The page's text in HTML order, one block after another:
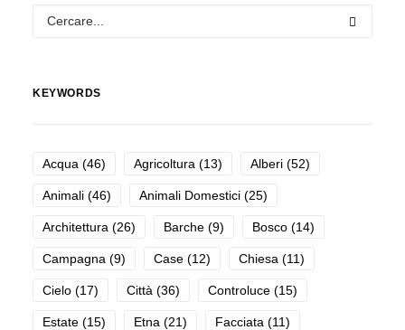
KEYWORDS
Acqua (46) Agricoltura (13) Alberi (52)
Animali (46) Animali Domestici (25)
Architettura (26) Barche (9) Bosco (14)
Campagna (9) Case (12) Chiesa (11)
Cielo (17) Città (36) Controluce (15)
Estate (15) Etna (21) Facciata (11)